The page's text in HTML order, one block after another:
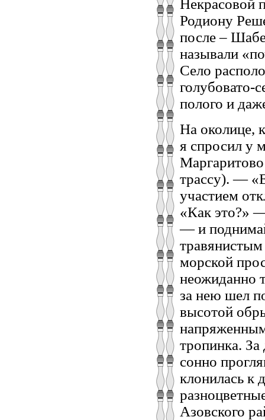
Некрасовой
Родиону
после –
называли
Село
голубовато-
полого и
На околице,
я спросил у
трассу). —
участием
«Как это?»
— и
морской
неожиданно
за нею шел
высотой
тропинка.
сонно
клонилась к
Азовского